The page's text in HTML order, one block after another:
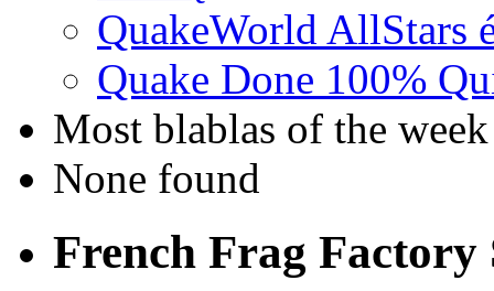
QuakeWorld AllStars
Quake Done 100%
Most blablas of the week
None found
French Frag Factory